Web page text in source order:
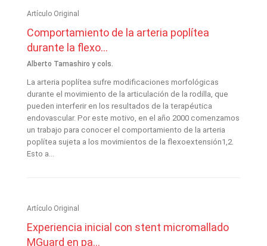
Artículo Original
Comportamiento de la arteria poplítea
durante la flexo...
Alberto Tamashiro y cols.
La arteria poplítea sufre modificaciones morfológicas
durante el movimiento de la articulación de la rodilla, que
pueden interferir en los resultados de la terapéutica
endovascular. Por este motivo, en el año 2000 comenzamos
un trabajo para conocer el comportamiento de la arteria
poplítea sujeta a los movimientos de la flexoextensión1,2.
Esto a...
Artículo Original
Experiencia inicial con stent micromallado
MGuard en pa...